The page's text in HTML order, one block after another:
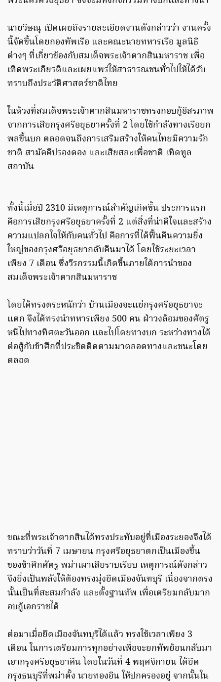
นายวิษณุ เปิดเผยถึงรายละเอียดงานดังกล่าวว่า งานครั้ง
นี้จัดขึ้นโดยกองทัพเรือ และคณะนายทหารเรือ มูลนิธิ
ต่างๆ ที่เกี่ยวข้องกับสมเด็จพระเจ้าตากสินมหาราช เพื่อ
เทิดพระเกียรติและเผยแพร่ให้สาธารณชนทั่วไปให้ได้รับ
ทราบถึงประวัติศาสตร์ชาติไทย
ในห้วงที่สมเด็จพระเจ้าตากสินมหาราชทรงกอบกู้อิสรภาพ
จากการเสียกรุงศรีอยุธยาครั้งที่ 2 โดยใช้กำลังทางเรือยก
พลขึ้นบก ตลอดจนถึงการเสริมสร้างให้คนไทยมีความรัก
ชาติ สามัคคีปรองดอง และเสียสละเพื่อชาติ เทิดทูล
สถาบัน
ทั้งนี้เมื่อปี 2310 มีเหตุการณ์สำคัญเกิดขึ้น ประการแรก
คือการเสียกรุงศรีอยุธยาครั้งที่ 2 แต่สิ่งที่น่าดีใจและสร้าง
ความแปลกใจให้กับคนทั่วไป คือการที่ได้ฟื้นคืนความยิ่ง
ใหญ่ของกรุงศรีอยุธยากลับคืนมาได้ โดยใช้ระยะเวลา
เพียง 7 เดือน ซึ่งวีรกรรมนี้เกิดขึ้นภายใต้การนำของ
สมเด็จพระเจ้าตากสินมหาราช
โดยได้ทรงตระหนักว่า บ้านเมืองจะแย่กรุงศรีอยุธยาจะ
แตก จึงได้ทรงนำทหารเพียง 500 คน ฝ่าวงล้อมของศัตรู
หนีไปทางทิศตะวันออก และไปโดยทางบก ระหว่างทางได้
ต่อสู้กับข้าศึกที่ประชิดติดตามมาตลอดทางและชนะโดย
ตลอด
ขณะที่พระเจ้าตากสินได้ทรงประทับอยู่ที่เมืองระยองจึงได้
ทราบว่าวันที่ 7 เมษายน กรุงศรีอยุธยาตกเป็นเมืองขึ้น
ของข้าศึกศัตรู พม่าเผาเสียราบเรียบ เหตุการณ์ดังกล่าว
จึงยิ่งเป็นพลังให้ต้องทรงมุ่งยึดเมืองจันทบุรี เนื่องจากตรง
นั้นเป็นที่สะสมกำลัง และตั้งฐานทัพ เพื่อเตรียมกลับมาก
อบกู้เอกราชได้
ต่อมาเมื่อยึดเมืองจันทบุรีได้แล้ว ทรงใช้เวลาเพียง 3
เดือน ในการเตรียมการทุกอย่างเพื่อจะยกทัพย้อนกลับมา
เอากรุงศรีอยุธยาคืน โดยในวันที่ 4 พฤศจิกายน ได้ยึด
กรุงธนบุรีที่พม่าตั้ง นายทองอิน ให้ปกครองอยู่ จากนั้นใน